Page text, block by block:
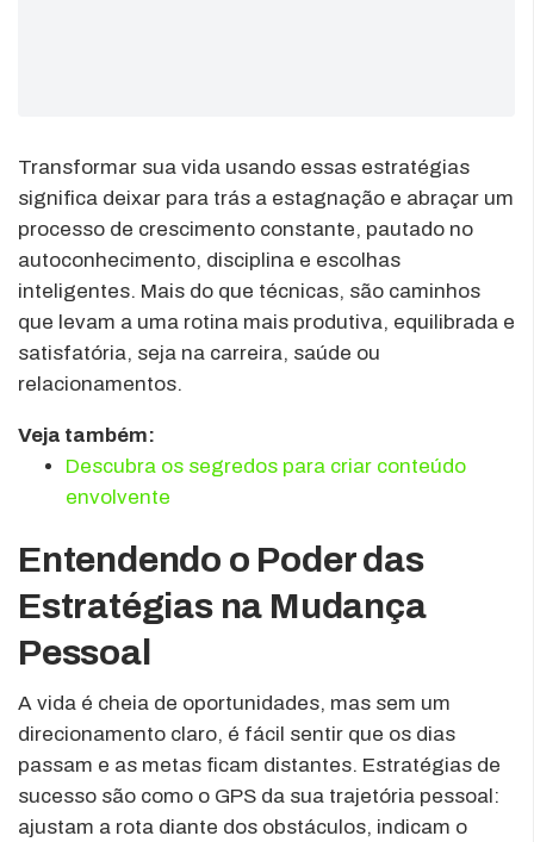
Transformar sua vida usando essas estratégias
significa deixar para trás a estagnação e abraçar um
processo de crescimento constante, pautado no
autoconhecimento, disciplina e escolhas
inteligentes. Mais do que técnicas, são caminhos
que levam a uma rotina mais produtiva, equilibrada e
satisfatória, seja na carreira, saúde ou
relacionamentos.
Veja também:
Descubra os segredos para criar conteúdo
envolvente
Entendendo o Poder das
Estratégias na Mudança
Pessoal
A vida é cheia de oportunidades, mas sem um
direcionamento claro, é fácil sentir que os dias
passam e as metas ficam distantes. Estratégias de
sucesso são como o GPS da sua trajetória pessoal:
ajustam a rota diante dos obstáculos, indicam o